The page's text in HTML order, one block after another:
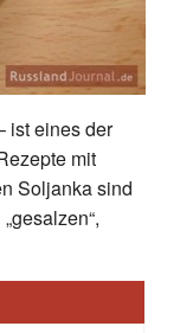
ist eines der
mit
Soljanka sind
„gesalzen“,